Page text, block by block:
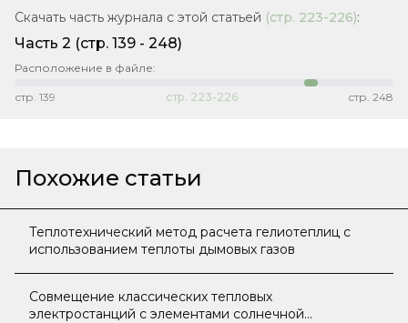
Скачать часть журнала с этой статьей (стр. 223-226):
Часть 2 (cтр. 139 - 248)
Расположение в файле:
стр. 139 стр. 223-226 стр. 248
Похожие статьи
Теплотехнический метод расчета гелиотеплиц с
использованием теплоты дымовых газов
Совмещение классических тепловых
электростанций с элементами солнечной